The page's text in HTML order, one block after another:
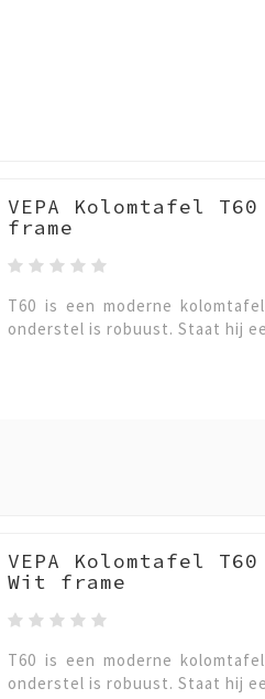
VEPA Kolomtafel
frame
T60 is een moderne
onderstel is robuust. Staat hij
VEPA Kolomtafel
Wit frame
T60 is een moderne
onderstel is robuust. Staat hij